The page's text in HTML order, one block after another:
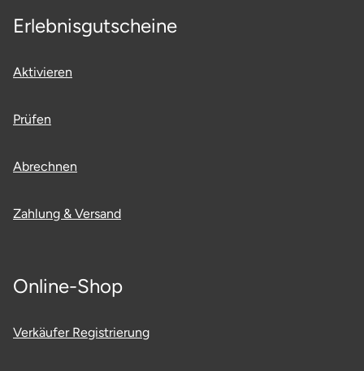
Erlebnisgutscheine
Aktivieren
Prüfen
Abrechnen
Zahlung & Versand
Online-Shop
Verkäufer Registrierung
Saarbrücken
Salzgitter